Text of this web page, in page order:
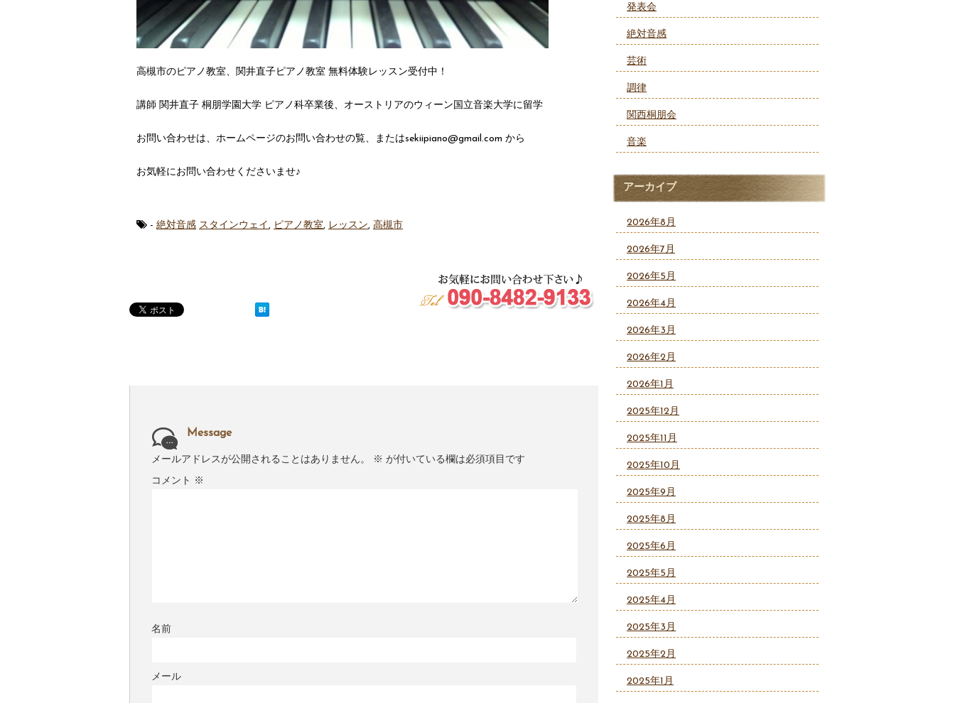
高槻市のピアノ教室、関井直子ピアノ教室 無料体験レッスン受付中！
講師 関井直子 桐朋学園大学 ピアノ科卒業後、オーストリアのウィーン国立音楽大学に留学
お問い合わせは、ホームページのお問い合わせの覧、またはsekiipiano@gmail.com から
お気軽にお問い合わせくださいませ♪
- 絶対音感 スタインウェイ , ピアノ教室, レッスン, 高槻市
Message
メールアドレスが公開されることはありません。 ※ が付いている欄は必須項目です
コメント ※
名前
メール
発表会
絶対音感
芸術
調律
関西桐朋会
音楽
アーカイブ
2026年8月
2026年7月
2026年5月
2026年4月
2026年3月
2026年2月
2026年1月
2025年12月
2025年11月
2025年10月
2025年9月
2025年8月
2025年6月
2025年5月
2025年4月
2025年3月
2025年2月
2025年1月